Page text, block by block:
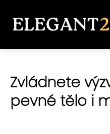
Zvládnete
pevné tělo i